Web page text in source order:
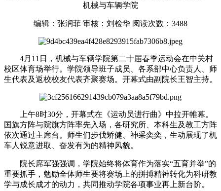
机械与车辆学院
编辑：张润菲 审核：刘检华 阅读次数： 3488
4月11日，机械与车辆学院第二十届春季运动会在中关村
校区体育场举行。学院领导班子成员、各系部中心负责人、师
生代表及返校校友代表齐聚赛场。开幕式由副院长王智主持。
上午8时30分，开幕式在《运动员进行曲》中拉开帷幕。
国旗方阵与院旗方阵率先入场，各研究所、本科生及教工方阵
依次通过主席台。师生们步伐矫健、神采奕奕，生动展现了机
车人锐意进取、奋发有为的精神风貌。
院长席军强强调，学院始终将体育作为落实“五育并举”的
重要抓手，勉励全体师生要将赛场上的拼搏精神转化为科研教
学与成长成才的动力，共同推动学院各项事业再上新台阶。